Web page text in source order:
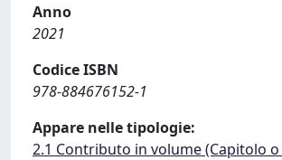
Anno
2021
Codice ISBN
978-884676152-1
Appare nelle tipologie:
2.1 Contributo in volume (Capitolo o